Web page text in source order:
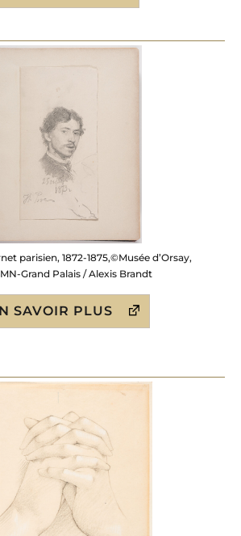
parisien, 1872-1875,©Musée d’Orsay,
Grand Palais / Alexis Brandt
SAVOIR PLUS